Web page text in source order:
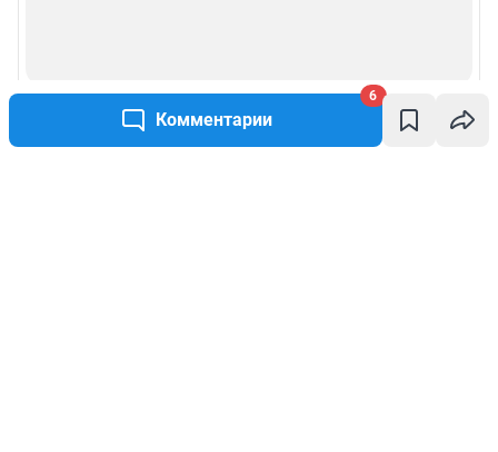
Комментарии
6